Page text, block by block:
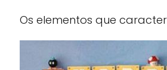
Os elementos que